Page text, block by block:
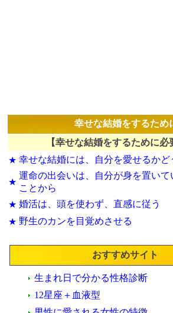
幸せな結婚をするため
【幸せな結婚をするために必
★ 幸せな結婚には、自分を愛せるかど
★
運命の出会いは、自分が身を置いて
ことから
★ 婚活は、頭を使わず、直感に従う
★ 野生のカンを目覚めさせる
おすすめサイト
生まれ日で分かる性格診断
12星座＋血液型